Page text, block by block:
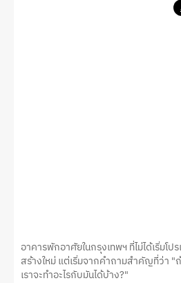
อาคารพักอาศัยในกรุงเทพฯ ที่ไม่ได้เริ่มโ
สร้างใหม่ แต่เริ่มจากคำถามสำคัญที่ว่า
เราจะทำอะไรกับมันได้บ้าง?"